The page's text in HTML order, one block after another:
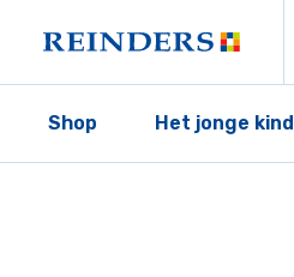
Shop Het jonge kind